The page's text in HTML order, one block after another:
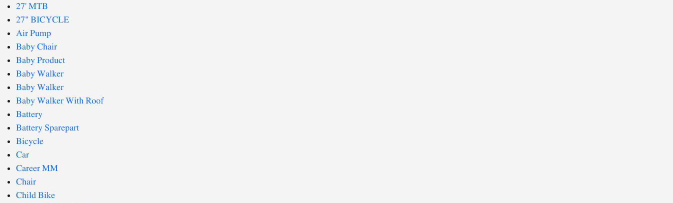
27' MTB
27" BICYCLE
Air Pump
Baby Chair
Baby Product
Baby Walker
Baby Walker
Baby Walker With Roof
Battery
Battery Sparepart
Bicycle
Car
Career MM
Chair
Child Bike